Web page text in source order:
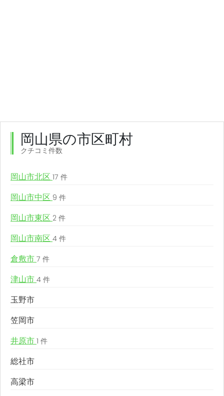
岡山県の市区町村
クチコミ件数
岡山市北区 17 件
岡山市中区 9 件
岡山市東区 2 件
岡山市南区 4 件
倉敷市 7 件
津山市 4 件
玉野市
笠岡市
井原市 1 件
総社市
高梁市